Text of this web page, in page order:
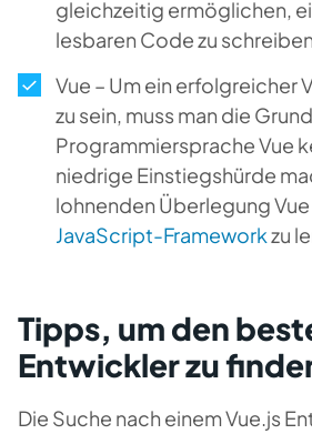
gleichzeitig ermöglichen,
lesbaren Code zu
Vue – Um ein erfolgreicher
zu sein, muss man die
Programmiersprache Vue
niedrige Einstiegshürde
lohnenden Überlegung
JavaScript-Frameworkzu
Tipps, um den
Entwickler zu
Die Suche nach einem Vue.js